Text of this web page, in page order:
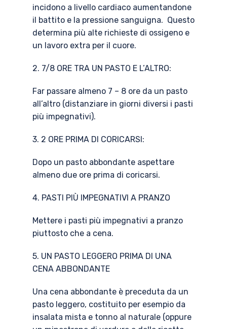
incidono a livello cardiaco aumentandone
il battito e la pressione sanguigna. Questo
determina più alte richieste di ossigeno e
un lavoro extra per il cuore.
2. 7/8 ORE TRA UN PASTO E L’ALTRO:
Far passare almeno 7 – 8 ore da un pasto
all’altro (distanziare in giorni diversi i pasti
più impegnativi).
3. 2 ORE PRIMA DI CORICARSI:
Dopo un pasto abbondante aspettare
almeno due ore prima di coricarsi.
4. PASTI PIÙ IMPEGNATIVI A PRANZO
Mettere i pasti più impegnativi a pranzo
piuttosto che a cena.
5. UN PASTO LEGGERO PRIMA DI UNA
CENA ABBONDANTE
Una cena abbondante è preceduta da un
pasto leggero, costituito per esempio da
insalata mista e tonno al naturale (oppure